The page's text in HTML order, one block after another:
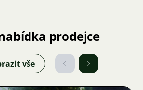
prodejce
vše